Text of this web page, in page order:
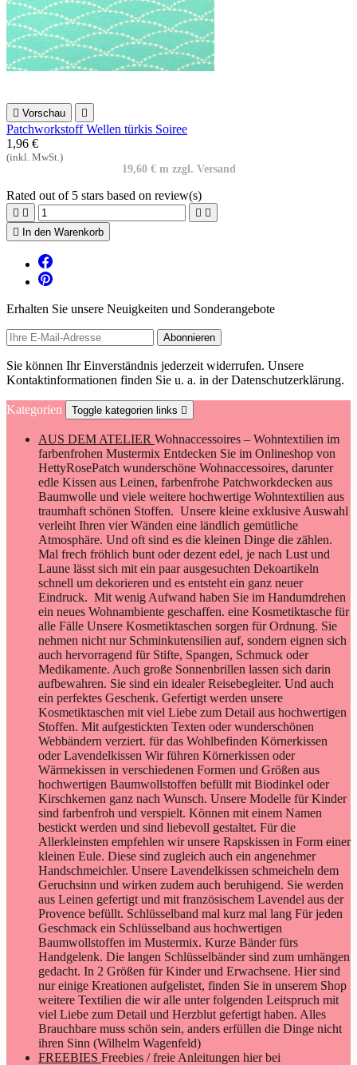
 Vorschau 
Patchworkstoff Wellen türkis Soiree
1,96 €
(inkl. MwSt.)
19,60 € m zzgl. Versand
Rated out of 5 stars based on review(s)
   

In den Warenkorb
Erhalten Sie unsere Neuigkeiten und Sonderangebote
Sie können Ihr Einverständnis jederzeit widerrufen. Unsere
Kontaktinformationen finden Sie u. a. in der Datenschutzerklärung.
Kategorien Toggle kategorien links 
AUS DEM ATELIER Wohnaccessoires – Wohntextilien im
farbenfrohen Mustermix Entdecken Sie im Onlineshop von
HettyRosePatch wunderschöne Wohnaccessoires, darunter
edle Kissen aus Leinen, farbenfrohe Patchworkdecken aus
Baumwolle und viele weitere hochwertige Wohntextilien aus
traumhaft schönen Stoffen. Unsere kleine exklusive Auswahl
verleiht Ihren vier Wänden eine ländlich gemütliche
Atmosphäre. Und oft sind es die kleinen Dinge die zählen.
Mal frech fröhlich bunt oder dezent edel, je nach Lust und
Laune lässt sich mit ein paar ausgesuchten Dekoartikeln
schnell um dekorieren und es entsteht ein ganz neuer
Eindruck. Mit wenig Aufwand haben Sie im Handumdrehen
ein neues Wohnambiente geschaffen. eine Kosmetiktasche für
alle Fälle Unsere Kosmetiktaschen sorgen für Ordnung. Sie
nehmen nicht nur Schminkutensilien auf, sondern eignen sich
auch hervorragend für Stifte, Spangen, Schmuck oder
Medikamente. Auch große Sonnenbrillen lassen sich darin
aufbewahren. Sie sind ein idealer Reisebegleiter. Und auch
ein perfektes Geschenk. Gefertigt werden unsere
Kosmetiktaschen mit viel Liebe zum Detail aus hochwertigen
Stoffen. Mit aufgestickten Texten oder wunderschönen
Webbändern verziert. für das Wohlbefinden Körnerkissen
oder Lavendelkissen Wir führen Körnerkissen oder
Wärmekissen in verschiedenen Formen und Größen aus
hochwertigen Baumwollstoffen befüllt mit Biodinkel oder
Kirschkernen ganz nach Wunsch. Unsere Modelle für Kinder
sind farbenfroh und verspielt. Können mit einem Namen
bestickt werden und sind liebevoll gestaltet. Für die
Allerkleinsten empfehlen wir unsere Rapskissen in Form einer
kleinen Eule. Diese sind zugleich auch ein angenehmer
Handschmeichler. Unsere Lavendelkissen schmeicheln dem
Geruchsinn und wirken zudem auch beruhigend. Sie werden
aus Leinen gefertigt und mit französischem Lavendel aus der
Provence befüllt. Schlüsselband mal kurz mal lang Für jeden
Geschmack ein Schlüsselband aus hochwertigen
Baumwollstoffen im Mustermix. Kurze Bänder fürs
Handgelenk. Die langen Schlüsselbänder sind zum umhängen
gedacht. In 2 Größen für Kinder und Erwachsene. Hier sind
nur einige Kreationen aufgelistet, finden Sie in unserem Shop
weitere Textilien die wir alle unter folgenden Leitspruch mit
viel Liebe zum Detail und Herzblut gefertigt haben. Alles
Brauchbare muss schön sein, anders erfüllen die Dinge nicht
ihren Sinn (Wilhelm Wagenfeld)
FREEBIES Freebies / freie Anleitungen hier bei